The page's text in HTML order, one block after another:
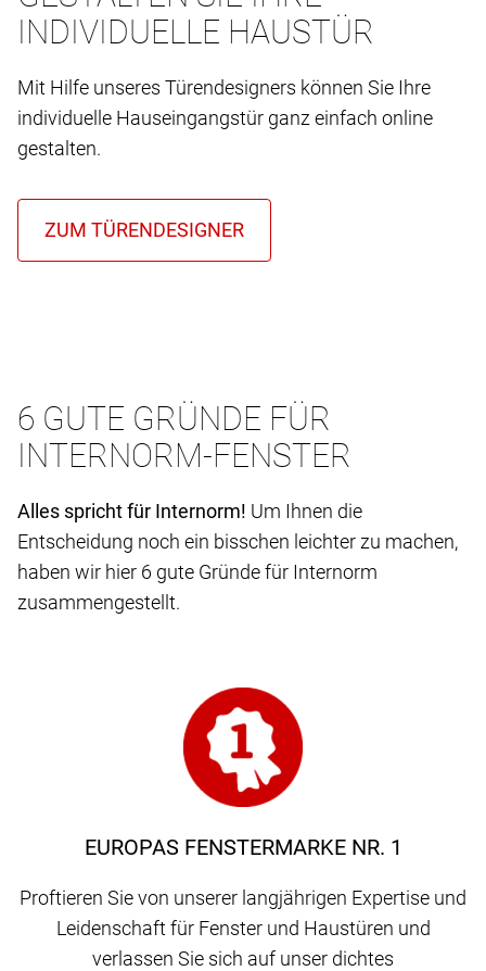
INDIVIDUELLE HAUSTÜR
Mit Hilfe unseres Türendesigners können Sie Ihre
individuelle Hauseingangstür ganz einfach online
gestalten.
6 GUTE GRÜNDE FÜR
INTERNORM-FENSTER
Alles spricht für Internorm! Um Ihnen die
Entscheidung noch ein bisschen leichter zu machen,
haben wir hier 6 gute Gründe für Internorm
zusammengestellt.
EUROPAS FENSTERMARKE NR. 1
Proftieren Sie von unserer langjährigen Expertise und
Leidenschaft für Fenster und Haustüren und
verlassen Sie sich auf unser dichtes